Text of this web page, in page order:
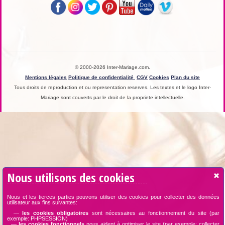
© 2000-2026 Inter-Mariage.com.
Mentions légales Politique de confidentialité CGV Cookies Plan du site
Tous droits de reproduction et ou representation reserves. Les textes et le logo Inter-
Mariage sont couverts par le droit de la propriete intellectuelle.
Nous utilisons des cookies
Nous et les tierces parties pouvons utiliser des cookies pour collecter des données
utilisateur aux fins suivantes:
—les cookies obligatoires sont nécessaires au fonctionnement du site (par
exemple: PHPSESSION)